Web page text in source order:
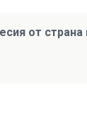
от